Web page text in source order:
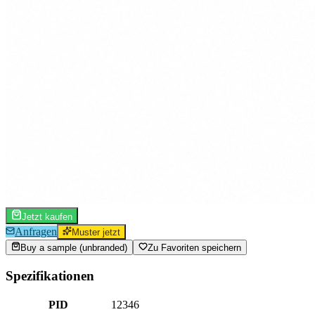
Jetzt kaufen
Anfragen
Muster jetzt
Buy a sample (unbranded)
Zu Favoriten speichern
Spezifikationen
PID
12346